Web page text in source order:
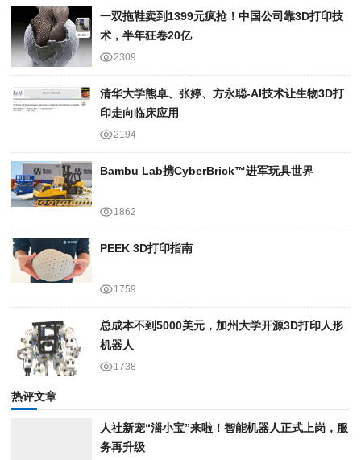
一双拖鞋卖到1399元疯抢！中国公司靠3D打印技
术，半年狂卷20亿
2309
清华大学熊卓、张婷、方永聪-AI技术让生物3D打
印走向临床应用
2194
Bambu Lab携Cyber​​Brick™进军玩具世界
1862
PEEK 3D打印指南
1759
总成本不到5000美元，加州大学开源3D打印人形
机器人
1738
热评文章
人社新宠“淄小宝”来啦！智能机器人正式上岗，服
务再升级